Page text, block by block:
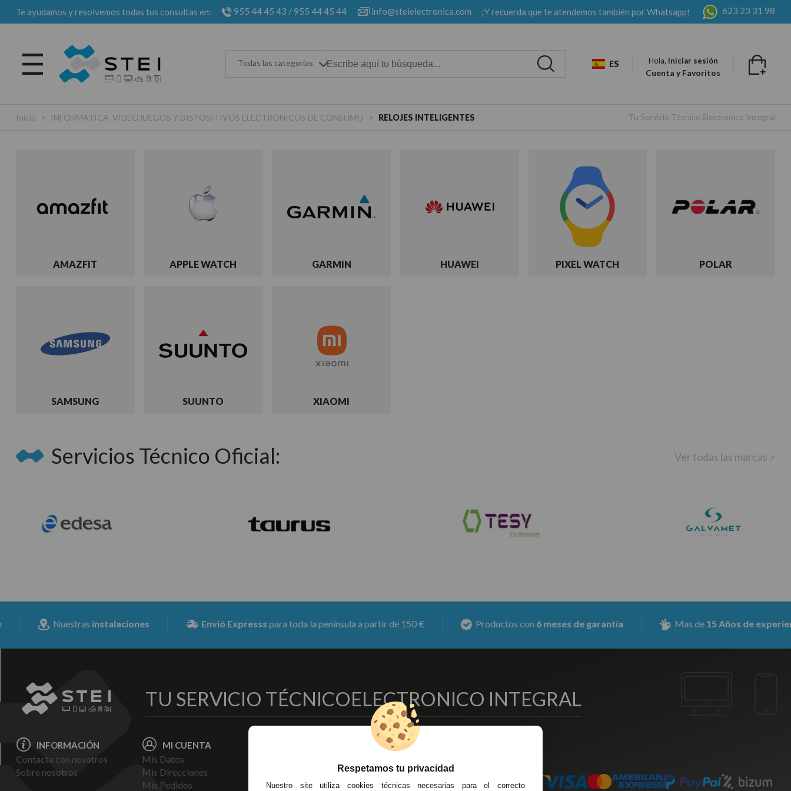
Te ayudamos y resolvemos todas tus consultas en: 955 44 45 43 /955 44 45 44 info@steielectronica.com ¡Y recuerda que te atendemos también por Whatsapp! 623 23 31 98
Todas las categorias ES Hola, Iniciar sesión
Cuenta y Favoritos
Inicio > INFORMÁTICA, VIDEOJUEGOS Y DISPOSITIVOS ELECTRÓNICOS DE CONSUMO > RELOJES INTELIGENTES Tu Servicio Técnico Electrónico Integral
AMAZFIT APPLE WATCH GARMIN HUAWEI PIXEL WATCH POLAR
SAMSUNG SUUNTO XIAOMI
Servicios Técnico Oficial: Ver todas las marcas >
Nuestrasinstalaciones Envió Expressspara toda la península a partir de 150 € Productos con6 meses de garantía Mas de15 Años de experiencia
TU SERVICIO TÉCNICOELECTRONICO INTEGRAL
INFORMACIÓN
Contacta con nosotros
Sobre nosotros
MI CUENTA
Mis Datos
Mis Direcciones
Mis Pedidos
Entregas y Devoluciones
Política de Privacidad
DELEGACIONES
Av. Plaza de Toros. Local 3
Córdoba
Respetamos tu privacidad
Nuestro site utiliza cookies técnicas necesarias para el correcto